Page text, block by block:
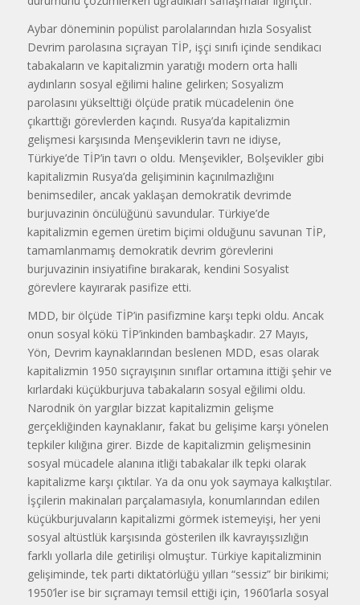
Aybar döneminin popülist parolalarından hızla Sosyalist
Devrim parolasına sıçrayan TİP, işçi sınıfı içinde sendikacı
tabakaların ve kapitalizmin yaratığı modern orta halli
aydınların sosyal eğilimi haline gelirken; Sosyalizm
parolasını yükselttiği ölçüde pratik mücadelenin öne
çıkarttığı görevlerden kaçındı. Rusya’da kapitalizmin
gelişmesi karşısında Menşeviklerin tavrı ne idiyse,
Türkiye’de TİP’in tavrı o oldu. Menşevikler, Bolşevikler gibi
kapitalizmin Rusya’da gelişiminin kaçınılmazlığını
benimsediler, ancak yaklaşan demokratik devrimde
burjuvazinin öncülüğünü savundular. Türkiye’de
kapitalizmin egemen üretim biçimi olduğunu savunan TİP,
tamamlanmamış demokratik devrim görevlerini
burjuvazinin insiyatifine bırakarak, kendini Sosyalist
görevlere kayırarak pasifize etti.
MDD, bir ölçüde TİP’in pasifizmine karşı tepki oldu. Ancak
onun sosyal kökü TİP’inkinden bambaşkadır. 27 Mayıs,
Yön, Devrim kaynaklarından beslenen MDD, esas olarak
kapitalizmin 1950 sıçrayışının sınıflar ortamına ittiği şehir ve
kırlardaki küçükburjuva tabakaların sosyal eğilimi oldu.
Narodnik ön yargılar bizzat kapitalizmin gelişme
gerçekliğinden kaynaklanır, fakat bu gelişime karşı yönelen
tepkiler kılığına girer. Bizde de kapitalizmin gelişmesinin
sosyal mücadele alanına itliği tabakalar ilk tepki olarak
kapitalizme karşı çıktılar. Ya da onu yok saymaya kalkıştılar.
İşçilerin makinaları parçalamasıyla, konumlarından edilen
küçükburjuvaların kapitalizmi görmek istemeyişi, her yeni
sosyal altüstlük karşısında gösterilen ilk kavrayışsızlığın
farklı yollarla dile getirilişi olmuştur. Türkiye kapitalizminin
gelişiminde, tek parti diktatörlüğü yılları “sessiz” bir birikimi;
1950’ler ise bir sıçramayı temsil ettiği için, 1960’larla sosyal